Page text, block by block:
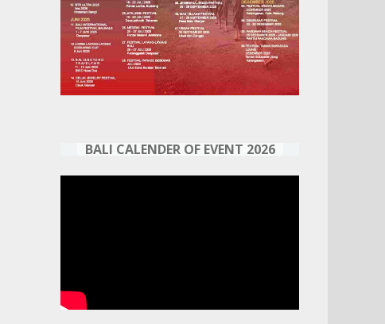
BALI CALENDER OF EVENT 2026